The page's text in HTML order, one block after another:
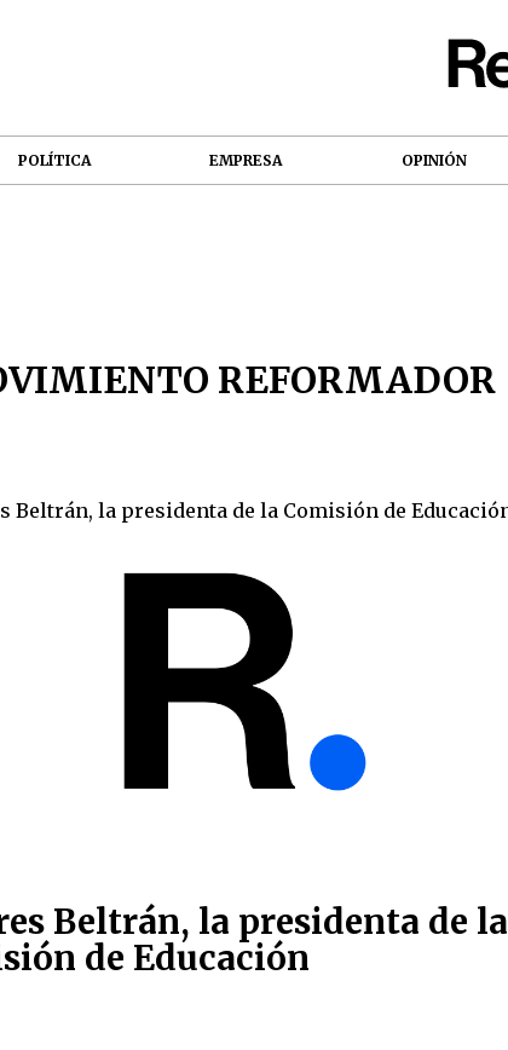
POLÍTICA EMPRESA OPINIÓN
REFORMADOR
Beltrán, la presidenta de la
de Educación